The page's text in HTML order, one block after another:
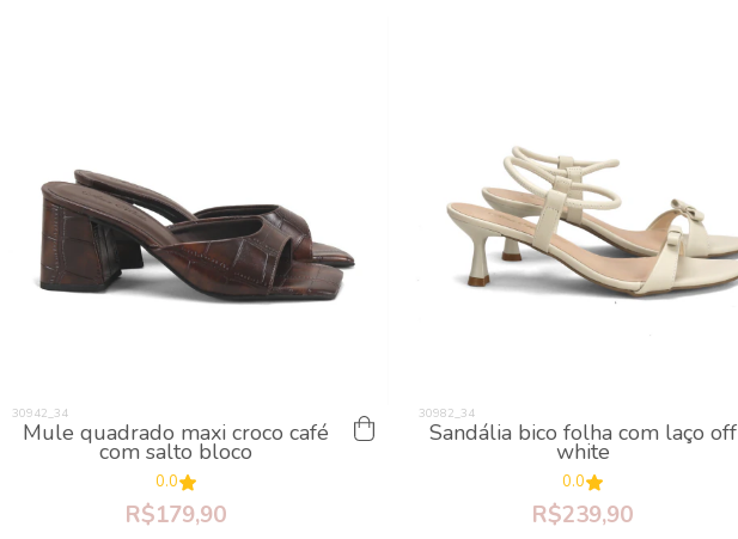
Mule quadrado maxi croco café
com salto bloco
0.0
R$179,90
Sandália bico folha com laço off
white
0.0
R$239,90